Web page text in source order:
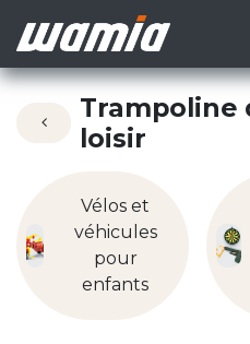
Trampoline
loisir
Vélos et
véhicules
pour
enfants